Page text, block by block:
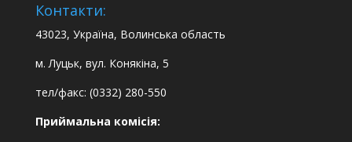
Контакти:
43023, Україна, Волинська область
м. Луцьк, вул. Конякіна, 5
тел/факс: (0332) 280-550
Приймальна комісія: